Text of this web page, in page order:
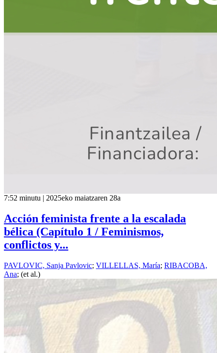
7:52 minutu | 2025eko maiatzaren 28a
Acción feminista frente a la escalada
bélica (Capítulo 1 / Feminismos,
conflictos y...
PAVLOVIC, Sanja Pavlovic; VILLELLAS, María; RIBACOBA,
Ana; (et al.)